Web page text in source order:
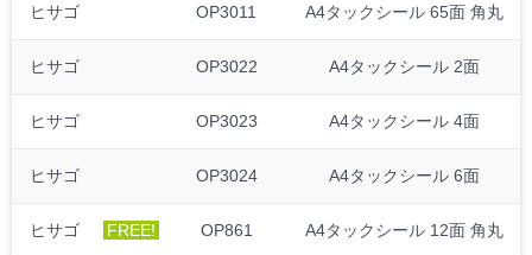
ヒサゴ OP3011 A4タックシール 65面 角丸
ヒサゴ OP3022 A4タックシール 2面
ヒサゴ OP3023 A4タックシール 4面
ヒサゴ OP3024 A4タックシール 6面
ヒサゴ FREE! OP861 A4タックシール 12面 角丸